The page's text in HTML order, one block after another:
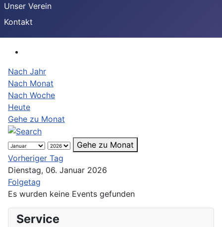
Unser Verein
Kontakt
Nach Jahr
Nach Monat
Nach Woche
Heute
Gehe zu Monat
Gehe zu Monat
Vorheriger Tag
Dienstag, 06. Januar 2026
Folgetag
Es wurden keine Events gefunden
Service